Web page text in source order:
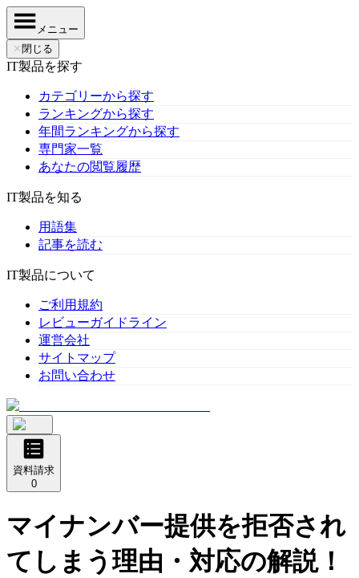
メニュー
✕ 閉じる
IT製品を探す
カテゴリーから探す
ランキングから探す
年間ランキングから探す
専門家一覧
あなたの閲覧履歴
IT製品を知る
用語集
記事を読む
IT製品について
ご利用規約
レビューガイドライン
運営会社
サイトマップ
お問い合わせ
資料請求
0
マイナンバー提供を拒否され
てしまう理由・対応の解説！